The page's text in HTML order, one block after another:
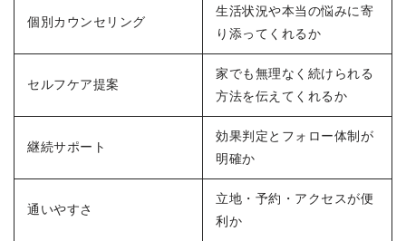
個別カウンセリング
生活状況や本当の悩みに寄
り添ってくれるか
セルフケア提案
家でも無理なく続けられる
方法を伝えてくれるか
継続サポート
効果判定とフォロー体制が
明確か
通いやすさ
立地・予約・アクセスが便
利か